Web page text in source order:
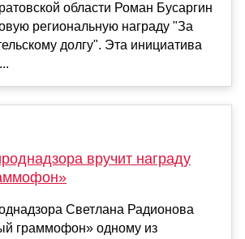
области Роман Бусаргин
региональную награду "За
долгу". Эта инициатива
вручит награду
Светлана Радионова
граммофон» одному из